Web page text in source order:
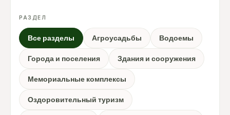
РАЗДЕЛ
Все разделы Агроусадьбы Водоемы
Города и поселения Здания и сооружения
Мемориальные комплексы
Оздоровительный туризм